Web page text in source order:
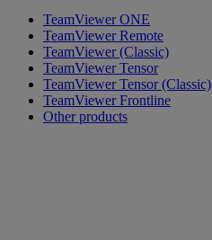
TeamViewer ONE
TeamViewer Remote
TeamViewer (Classic)
TeamViewer Tensor
TeamViewer Tensor (Classic)
TeamViewer Frontline
Other products